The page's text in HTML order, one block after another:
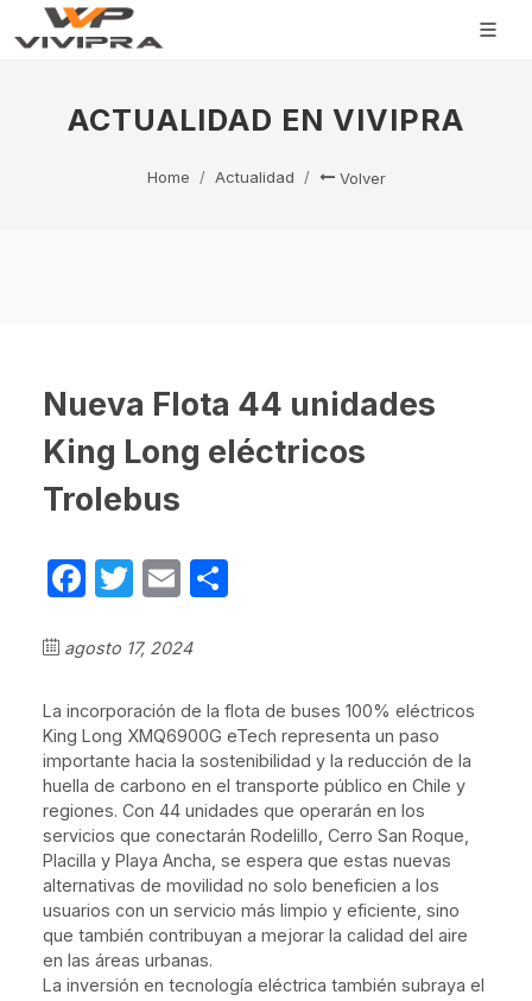
ACTUALIDAD EN VIVIPRA
Home Actualidad Volver
Nueva Flota 44 unidades
King Long eléctricos
Trolebus
Facebook
Twitter
Email
agosto 17, 2024
La incorporación de la flota de buses 100% eléctricos
King Long XMQ6900G eTech representa un paso
importante hacia la sostenibilidad y la reducción de la
huella de carbono en el transporte público en Chile y
regiones. Con 44 unidades que operarán en los
servicios que conectarán Rodelillo, Cerro San Roque,
Placilla y Playa Ancha, se espera que estas nuevas
alternativas de movilidad no solo beneficien a los
usuarios con un servicio más limpio y eficiente, sino
que también contribuyan a mejorar la calidad del aire
en las áreas urbanas.
La inversión en tecnología eléctrica también subraya el